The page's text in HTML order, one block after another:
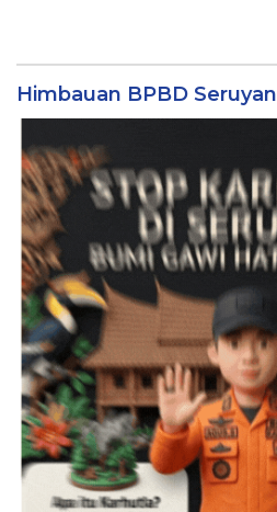
Himbauan BPBD Seruyan